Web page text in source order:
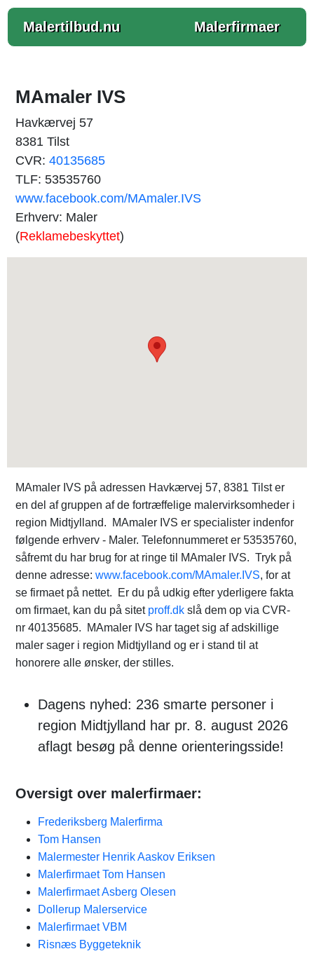
Malertilbud.nu Malerfirmaer
MAmaler IVS
Havkærvej 57
8381 Tilst
CVR: 40135685
TLF: 53535760
www.facebook.com/MAmaler.IVS
Erhverv: Maler
(Reklamebeskyttet)
MAmaler IVS på adressen Havkærvej 57, 8381 Tilst er
en del af gruppen af de fortræffelige malervirksomheder i
region Midtjylland. MAmaler IVS er specialister indenfor
følgende erhverv - Maler. Telefonnummeret er 53535760,
såfremt du har brug for at ringe til MAmaler IVS. Tryk på
denne adresse: www.facebook.com/MAmaler.IVS, for at
se firmaet på nettet. Er du på udkig efter yderligere fakta
om firmaet, kan du på sitet proff.dk slå dem op via CVR-
nr 40135685. MAmaler IVS har taget sig af adskillige
maler sager i region Midtjylland og er i stand til at
honorere alle ønsker, der stilles.
Dagens nyhed: 236 smarte personer i
region Midtjylland har pr. 8. august 2026
aflagt besøg på denne orienteringsside!
Oversigt over malerfirmaer:
Frederiksberg Malerfirma
Tom Hansen
Malermester Henrik Aaskov Eriksen
Malerfirmaet Tom Hansen
Malerfirmaet Asberg Olesen
Dollerup Malerservice
Malerfirmaet VBM
Risnæs Byggeteknik